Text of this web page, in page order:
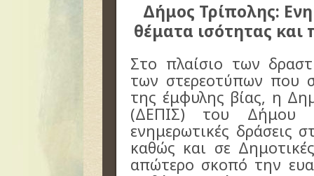
Δήμος Τρίπολης:
θέματα ισότητας
Στο πλαίσιο των
των στερεοτύπων που
της έμφυλης βίας, η
(ΔΕΠΙΣ) του Δήμου
ενημερωτικές δράσεις
καθώς και σε
απώτερο σκοπό την